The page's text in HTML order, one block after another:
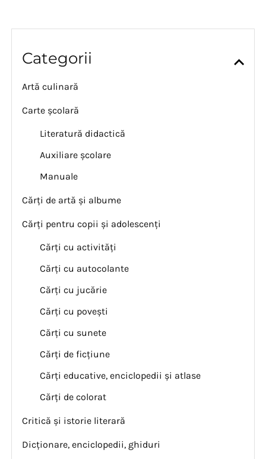
Categorii
Artă culinară
Carte școlară
Literatură didactică
Auxiliare școlare
Manuale
Cărți de artă și albume
Cărți pentru copii și adolescenți
Cărți cu activități
Cărți cu autocolante
Cărți cu jucărie
Cărți cu povești
Cărți cu sunete
Cărți de ficțiune
Cărți educative, enciclopedii și atlase
Cărți de colorat
Critică și istorie literară
Dicționare, enciclopedii, ghiduri